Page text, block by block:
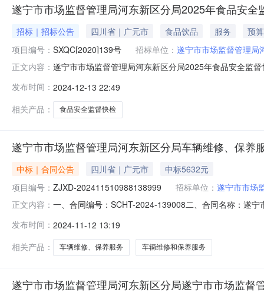
遂宁市市场监督管理局河东新区分局2025年食品安全
招标｜招标公告 四川省｜广元市 食品饮品 服务
预
项目编号： SXQC[2020]139号 招标单位： 遂宁市市场监督管理局
正文内容： 遂宁市市场监督管理局河东新区分局2025年食品安全监
称：遂宁市市场监督管理局河东新区分局2025年食品安
发布时间： 2024-12-13 22:49
相关产品：
食品安全监督快检
遂宁市市场监督管理局河东新区分局车辆维修、保养
中标｜合同公告 四川省｜广元市
中标5632元
项目编号： ZJXD-202411510988138999 招标单位： 遂宁市市场
正文内容： 一、合同编号：SCHT-2024-139008二、合同名称：遂
9号联系方式：17877761199供应商（乙方）：遂宁市
发布时间： 2024-11-12 13:19
相关产品：
车辆维修、保养服务 车辆维修和保养服务
遂宁市市场监督管理局河东新区分局遂宁市市场监